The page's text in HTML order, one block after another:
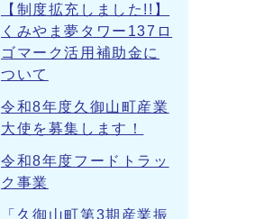
【制度拡充しました!!】
くみやま夢タワー137ロ
ゴマーク活用補助金に
ついて
令和8年度久御山町産業
大使を募集します！
令和8年度フードトラッ
ク事業
「久御山町第3期産業振